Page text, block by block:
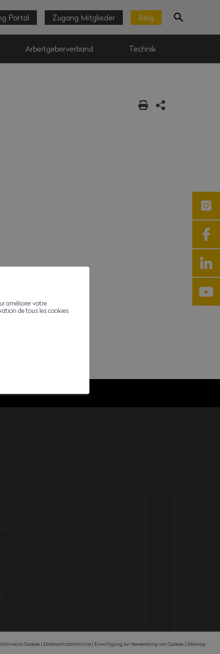
Portal Zugang Mitglieder Blog
Arbeitgeberverband Technik
zu Cookies Datenschutzrichtlinie Einwilligung zur Verwendung von Cookies Sitemap
améliorer votre
de tous les cookies